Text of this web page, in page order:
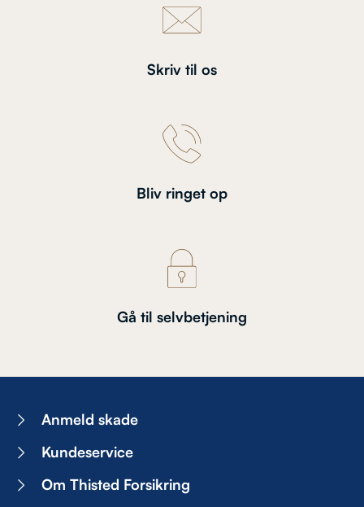
Skriv til os
Bliv ringet op
Gå til selvbetjening
Anmeld skade
Kundeservice
Om Thisted Forsikring